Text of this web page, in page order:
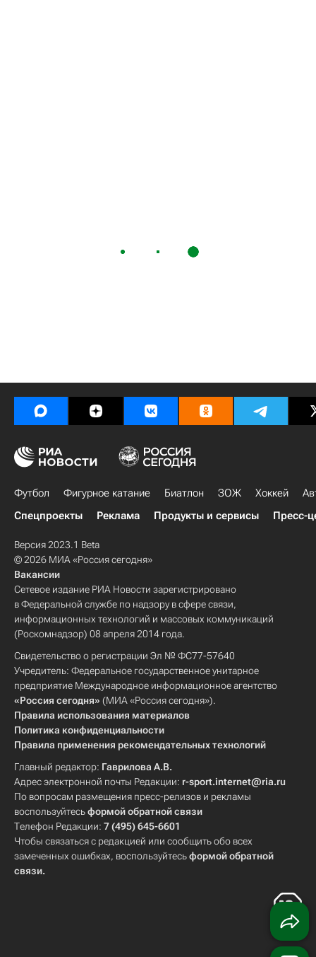
Футбол Фигурное катание Биатлон ЗОЖ Хоккей
Спецпроекты
Реклама Продукты и сервисы Пресс-
Версия 2023.1 Beta
© 2026 МИА «Россия сегодня»
Вакансии
Сетевое издание РИА Новости зарегистрировано
в Федеральной службе по надзору в сфере связи,
информационных технологий и массовых коммуникаций
(Роскомнадзор) 08 апреля 2014 года.
Свидетельство о регистрации Эл № ФС77-57640
Учредитель: Федеральное государственное унитарное
предприятие Международное информационное агентство
«Россия сегодня» (МИА «Россия сегодня»).
Правила использования материалов
Политика конфиденциальности
Правила применения рекомендательных технологий
Главный редактор: Гаврилова А.В.
Адрес электронной почты Редакции: r-sport.internet@ria.ru
По вопросам размещения пресс-релизов и рекламы
воспользуйтесьформой обратной связи
Телефон Редакции: 7 (495) 645-6601
Чтобы связаться с редакцией или сообщить обо всех
замеченных ошибках, воспользуйтесьформой обратной
связи.